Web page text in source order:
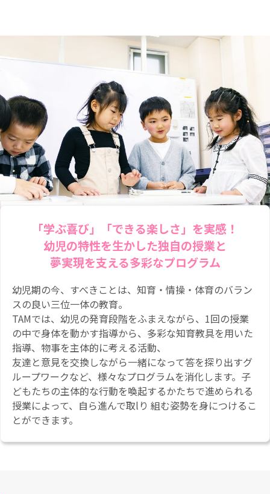
「学ぶ喜び」「できる楽しさ」を実感！
幼児の特性を生かした独自の授業と
夢実現を支える多彩なプログラム
幼児期の今、すべきことは、知育・情操・体育のバラン
スの良い三位一体の教育。
TAMでは、幼児の発育段階をふまえながら、1回の授業
の中で身体を動かす指導から、多彩な知育教具を用いた
指導、物事を主体的に考える活動、
友達と意見を交換しながら一緒になって答を探り出すグ
ループワークなど、様々なプログラムを消化します。子
どもたちの主体的な行動を喚起するかたちで進められる
授業によって、自ら進んで取lり 組む姿勢を身につけるこ
とができます。